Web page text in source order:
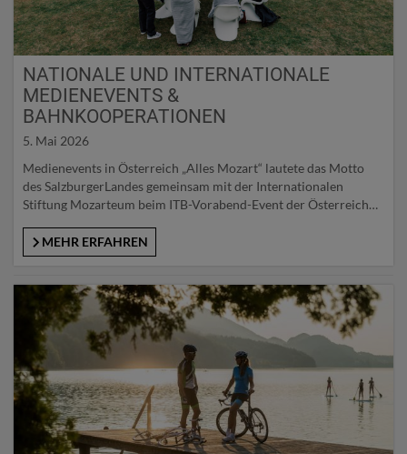
NATIONALE UND INTERNATIONALE
MEDIENEVENTS &
BAHNKOOPERATIONEN
5. Mai 2026
Medienevents in Österreich „Alles Mozart“ lautete das Motto
des SalzburgerLandes gemeinsam mit der Internationalen
Stiftung Mozarteum beim ITB-Vorabend-Event der Österreich
Medienvertreter*innen Mozart im Jubiläumsjahr 2026 von
zahlreichen unterschiedlichen Blickwinkeln präsentiert worden
Medienfrühstücks im Restaurant „Nußbaumerin“ setzte die SLTG
am 5. März gemeinsam mit der Ferienregion Nationalpark Hohe
Tauern, der Großglockner Hochalpenstraße und…
MEHR ERFAHREN